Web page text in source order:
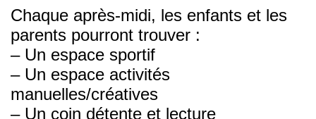
Chaque après-midi, les enfants et les
parents pourront trouver :
– Un espace sportif
– Un espace activités
manuelles/créatives
– Un coin détente et lecture